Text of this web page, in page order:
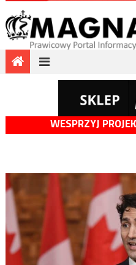
WESPRZYJ